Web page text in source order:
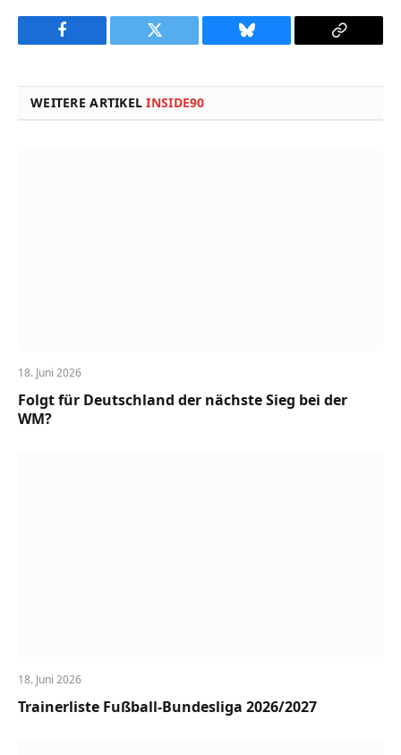
Facebook Twitter Bluesky
Copy
WEITERE ARTIKELINSIDE90
18. Juni 2026
Folgt für Deutschland der nächste Sieg bei der
WM?
18. Juni 2026
Trainerliste Fußball-Bundesliga 2026/2027